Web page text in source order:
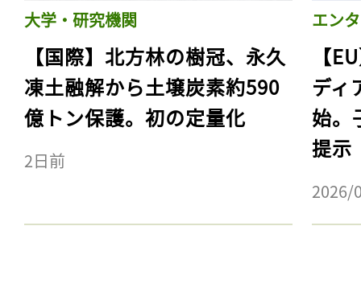
大学・研究機関
【国際】北方林の樹冠、永久
凍土融解から土壌炭素約590
億トン保護。初の定量化
2日前
エン
【
ディ
始。
提示
2026/